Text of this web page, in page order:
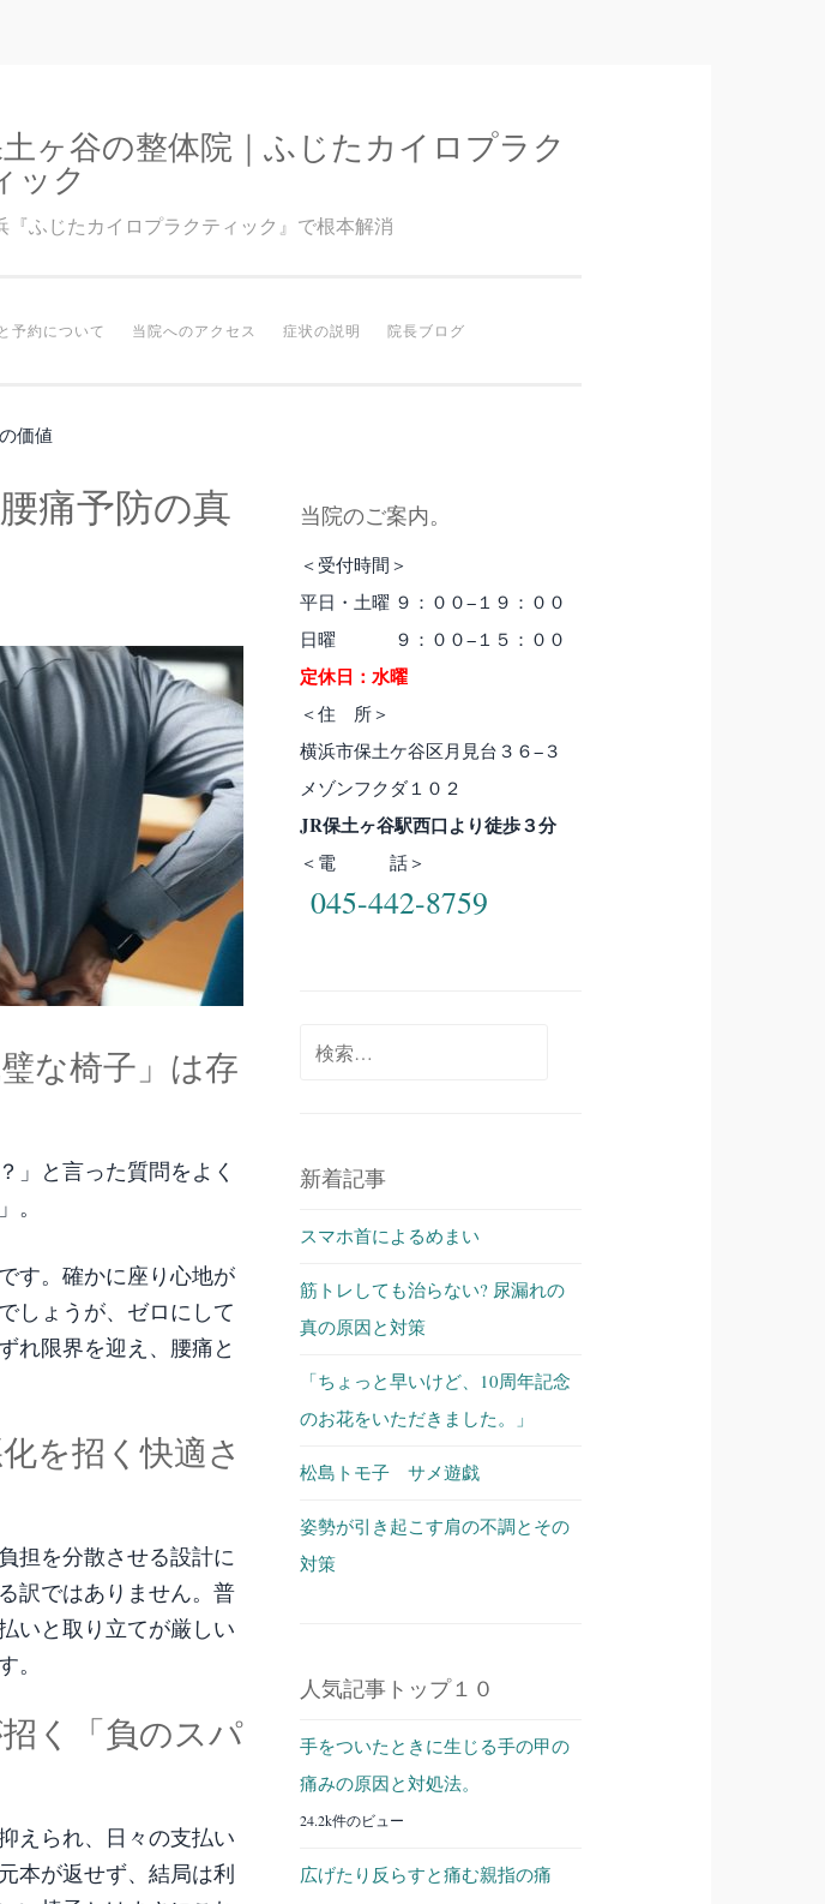
ヶ谷の整体院｜ふじたカイロプラク
ック
ふじたカイロプラクティック』で根本解消
予約について 当院へのアクセス 症状の説明 院長ブログ
価値
痛予防の真
な椅子」は存
」と言った質問をよく
。
す。確かに座り心地が
しょうが、ゼロにして
れ限界を迎え、腰痛と
を招く快適さ
担を分散させる設計に
訳ではありません。普
いと取り立てが厳しい
。
く「負のスパ
えられ、日々の支払い
本が返せず、結局は利
当院のご案内。
＜受付時間＞
平日・土曜 ９：００−１９：００
日曜 ９：００−１５：００
定休日：水曜
＜住 所＞
横浜市保土ケ谷区月見台３６−３
メゾンフクダ１０２
JR保土ヶ谷駅西口より徒歩３分
＜電 話＞
045-442-8759
新着記事
スマホ首によるめまい
筋トレしても治らない? 尿漏れの
真の原因と対策
「ちょっと早いけど、10周年記念
のお花をいただきました。」
松島トモ子 サメ遊戯
姿勢が引き起こす肩の不調とその
対策
人気記事トップ１０
手をついたときに生じる手の甲の
痛みの原因と対処法。
24.2k件のビュー
広げたり反らすと痛む親指の痛